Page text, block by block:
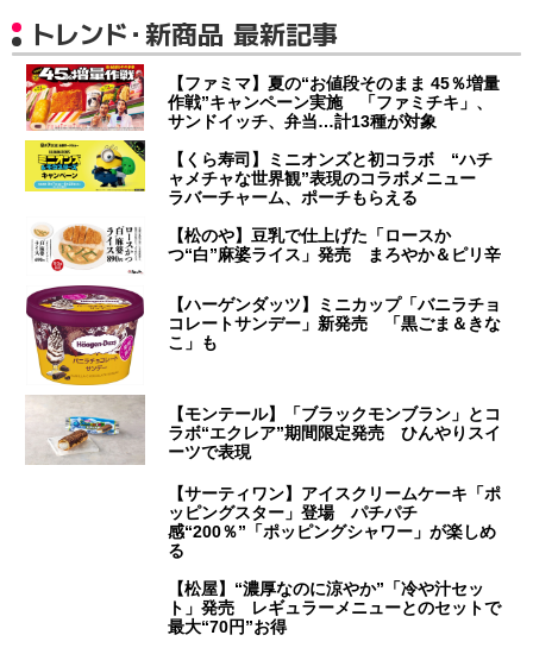
トレンド・新商品 最新記事
【ファミマ】夏の“お値段そのまま 45％増量
作戦”キャンペーン実施 「ファミチキ」、
サンドイッチ、弁当…計13種が対象
【くら寿司】ミニオンズと初コラボ “ハチ
ャメチャな世界観”表現のコラボメニュー
ラバーチャーム、ポーチもらえる
【松のや】豆乳で仕上げた「ロースか
つ“白”麻婆ライス」発売 まろやか＆ピリ辛
【ハーゲンダッツ】ミニカップ「バニラチョ
コレートサンデー」新発売 「黒ごま＆きな
こ」も
【モンテール】「ブラックモンブラン」とコ
ラボ“エクレア”期間限定発売 ひんやりスイ
ーツで表現
【サーティワン】アイスクリームケーキ「ポ
ッピングスター」登場 パチパチ
感“200％”「ポッピングシャワー」が楽しめ
る
【松屋】“濃厚なのに涼やか”「冷や汁セッ
ト」発売 レギュラーメニューとのセットで
最大“70円”お得